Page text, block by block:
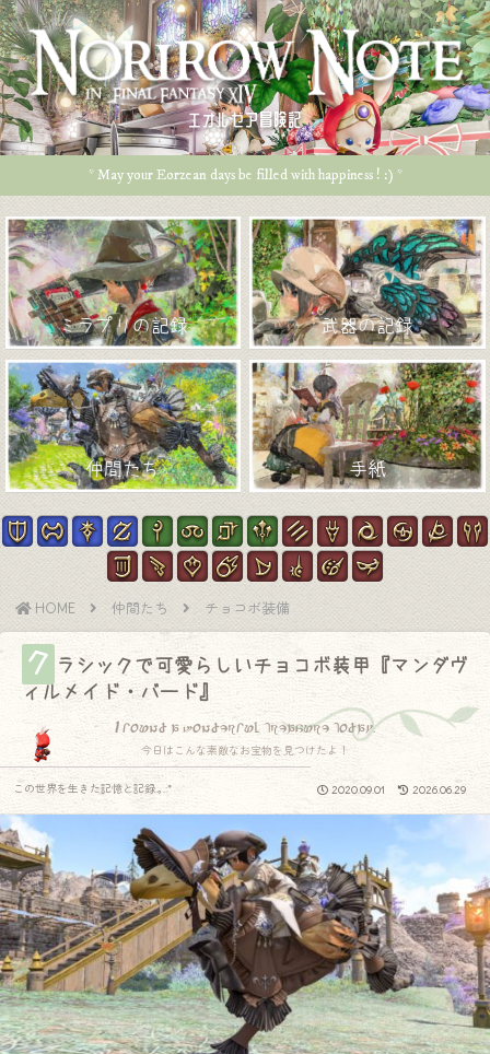
エオルゼア冒険記
* May your Eorzean days be filled with happiness ! :) *
ミラプリの記録 武器の記録
仲間たち 手紙
HOME 仲間たち チョコボ装備
ク ラシックで可愛らしいチョコボ装甲『マンダヴ
ィルメイド・バード』
I found a wonderful treasure today.
今日はこんな素敵なお宝物を見つけたよ！
2020.09.01 2026.06.29
この世界を生きた記憶と記録.｡.:*